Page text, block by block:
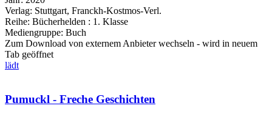
Verlag: Stuttgart, Franckh-Kostmos-Verl.
Reihe: Bücherhelden : 1. Klasse
Mediengruppe: Buch
Zum Download von externem Anbieter wechseln - wird in neuem
Tab geöffnet
lädt
Pumuckl - Freche Geschichten